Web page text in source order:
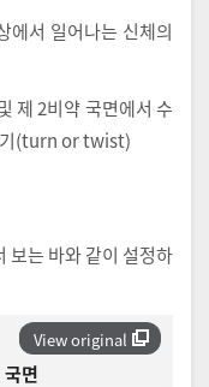
에서 일어나는 신체의
제 2비약 국면에서 수
기(turn or twist)
보는 바와 같이 설정하
View original
면